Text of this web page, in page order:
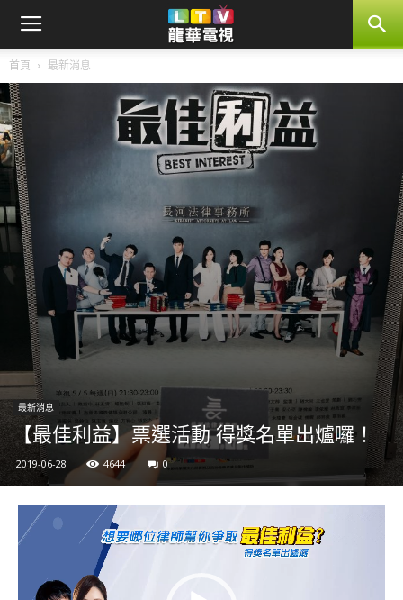
首頁 最新消息
最新消息
【最佳利益】票選活動 得獎名單出爐囉！
2019-06-28 4644 0
訊